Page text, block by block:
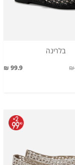
בלרינה
99.9 ₪